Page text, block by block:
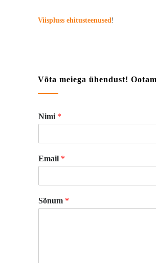
Viispluss ehitusteenused!
Võta meiega ühendust!
Nimi *
Email *
Sõnum *